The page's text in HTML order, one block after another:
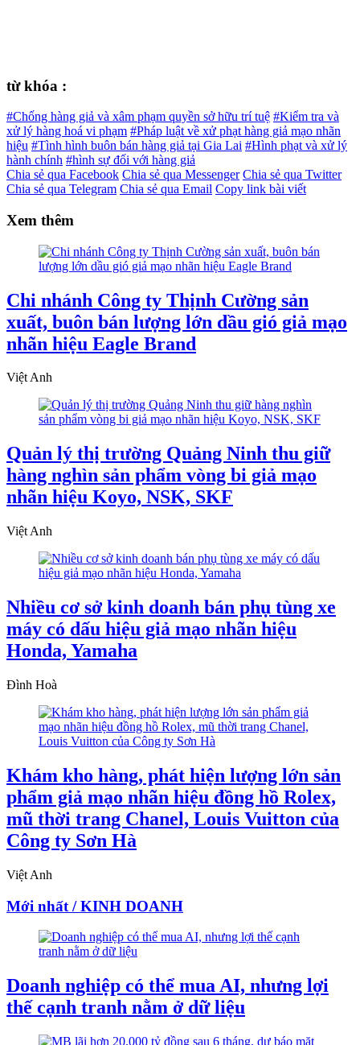
từ khóa :
#Chống hàng giả và xâm phạm quyền sở hữu trí tuệ #Kiểm tra và
xử lý hàng hoá vi phạm #Pháp luật về xử phạt hàng giả mạo nhãn
hiệu #Tình hình buôn bán hàng giả tại Gia Lai #Hình phạt và xử lý
hành chính #hình sự đối với hàng giả
Chia sẻ qua Facebook Chia sẻ qua Messenger Chia sẻ qua Twitter
Chia sẻ qua Telegram Chia sẻ qua Email Copy link bài viết
Xem thêm
Chi nhánh Công ty Thịnh Cường sản
xuất, buôn bán lượng lớn dầu gió giả mạo
nhãn hiệu Eagle Brand
Việt Anh
Quản lý thị trường Quảng Ninh thu giữ
hàng nghìn sản phẩm vòng bi giả mạo
nhãn hiệu Koyo, NSK, SKF
Việt Anh
Nhiều cơ sở kinh doanh bán phụ tùng xe
máy có dấu hiệu giả mạo nhãn hiệu
Honda, Yamaha
Đình Hoà
Khám kho hàng, phát hiện lượng lớn sản
phẩm giả mạo nhãn hiệu đồng hồ Rolex,
mũ thời trang Chanel, Louis Vuitton của
Công ty Sơn Hà
Việt Anh
Mới nhất / KINH DOANH
Doanh nghiệp có thể mua AI, nhưng lợi
thế cạnh tranh nằm ở dữ liệu